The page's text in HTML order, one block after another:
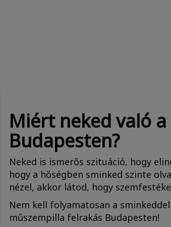
Miért neked való
Budapesten?
Neked is ismerős szituáció, hogy
hogy a hőségben sminked szinte
nézel, akkor látod, hogy
Nem kell folyamatosan a
műszempilla felrakás Budapesten!